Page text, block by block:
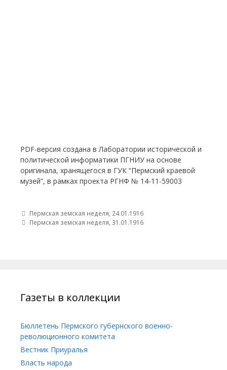
PDF-версия создана в Лаборатории исторической и
политической информатики ПГНИУ на основе
оригинала, хранящегося в ГУК “Пермский краевой
музей”, в рамках проекта РГНФ № 14-11-59003
Post navigation
Пермская земская неделя, 24.01.1916
Пермская земская неделя, 31.01.1916
Газеты в коллекции
Бюллетень Пермского губернского военно-
революционного комитета
Вестник Приуралья
Власть народа